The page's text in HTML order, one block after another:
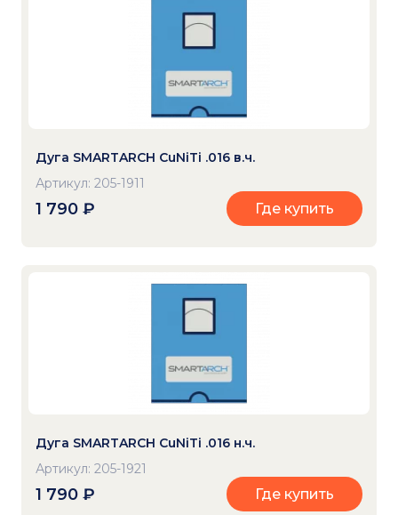
Дуга SMARTARCH CuNiTi .016 в.ч.
Артикул: 205-1911
1 790 ₽ Где купить
Дуга SMARTARCH CuNiTi .016 н.ч.
Артикул: 205-1921
1 790 ₽ Где купить